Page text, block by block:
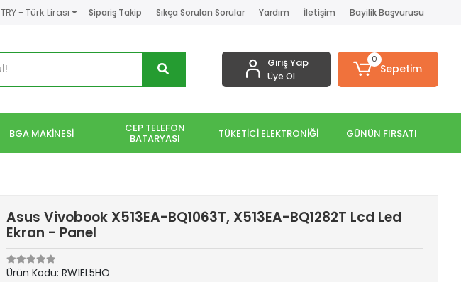
TRY - Türk Lirası Sipariş Takip Sıkça Sorulan Sorular Yardım İletişim Bayilik Başvurusu
Giriş Yap
Üye Ol
0
Sepetim
BGA MAKİNESİ CEP TELEFON
BATARYASI TÜKETİCİ ELEKTRONİĞİ GÜNÜN FIRSATI
Asus Vivobook X513EA-BQ1063T, X513EA-BQ1282T Lcd Led
Ekran - Panel
Ürün Kodu: RW1EL5HO